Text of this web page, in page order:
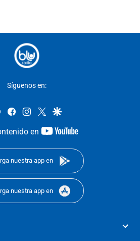
Síguenos en:
whatsappfacebookinstagram
twittergoogle
en
youtube-
nuestra app en
nuestra app en